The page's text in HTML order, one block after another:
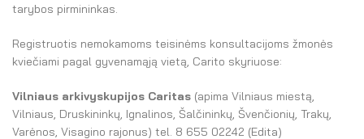
tarybos pirmininkas.
Registruotis nemokamoms teisinėms konsultacijoms žmonės
kviečiami pagal gyvenamąją vietą, Carito skyriuose:
Vilniaus arkivyskupijos Caritas (apima Vilniaus miestą,
Vilniaus, Druskininkų, Ignalinos, Šalčininkų, Švenčionių, Trakų,
Varėnos, Visagino rajonus) tel. 8 655 02242 (Edita)